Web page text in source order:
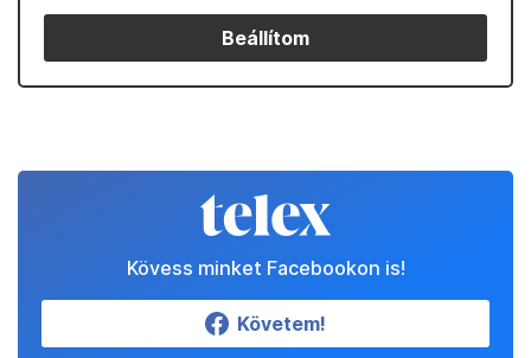
Beállítom
Kövess minket Facebookon is!
Követem!